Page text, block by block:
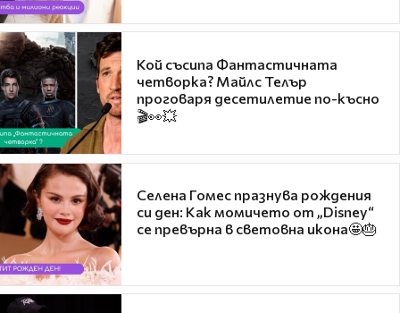
Кой съсипа Фантастичната
четворка? Майлс Телър
проговаря десетилетие по-късно
🎬👀💥
Селена Гомес празнува рождения
си ден: Как момичето от „Disney“
се превърна в световна икона🤩🎂